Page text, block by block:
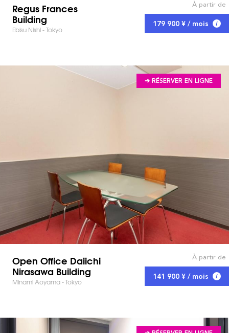
Regus Frances
Building
Ebisu Nishi - Tokyo
À partir de
179 900 ¥ / mois
➔ RÉSERVER EN LIGNE
Open Office Daiichi
Nirasawa Building
Minami Aoyama - Tokyo
À partir de
141 900 ¥ / mois